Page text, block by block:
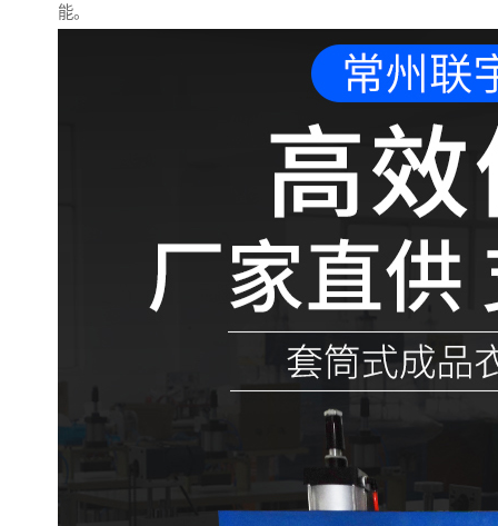
能。